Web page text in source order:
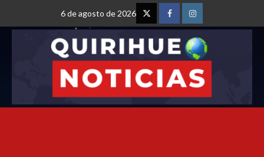
6 de agosto de 2026